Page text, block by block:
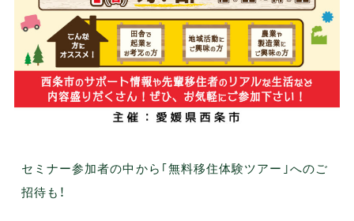
セミナー参加者の中から｢無料移住体験ツアー｣へのご
招待も！